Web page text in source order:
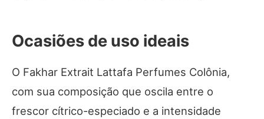
Ocasiões de uso ideais
O Fakhar Extrait Lattafa Perfumes Colônia,
com sua composição que oscila entre o
frescor cítrico-especiado e a intensidade